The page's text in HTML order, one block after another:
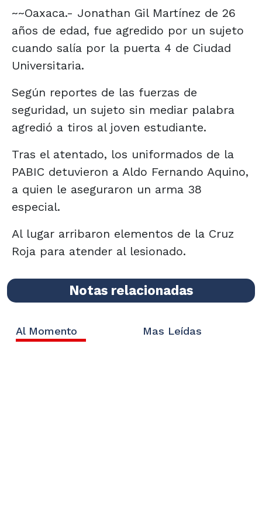
~~Oaxaca.- Jonathan Gil Martínez de 26
años de edad, fue agredido por un sujeto
cuando salía por la puerta 4 de Ciudad
Universitaria.
Según reportes de las fuerzas de
seguridad, un sujeto sin mediar palabra
agredió a tiros al joven estudiante.
Tras el atentado, los uniformados de la
PABIC detuvieron a Aldo Fernando Aquino,
a quien le aseguraron un arma 38
especial.
Al lugar arribaron elementos de la Cruz
Roja para atender al lesionado.
Notas relacionadas
Al Momento Mas Leídas